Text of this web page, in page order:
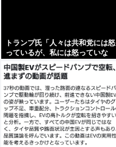
トランプ氏「人々は共和党には怒
っているが、私には怒っていな
い」